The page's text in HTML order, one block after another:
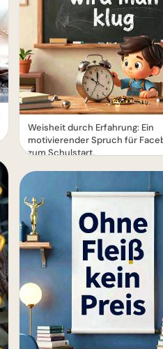
Weisheit durch Erfahrung: Ein
motivierender Spruch für
zum Schulstart.